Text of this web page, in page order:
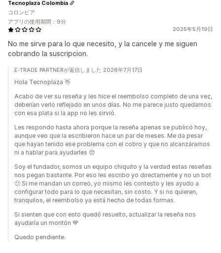
2025年5月19日
No me sirve para lo que necesito, y la cancele y me siguen
cobrando la suscripcion.
Tecnoplaza Colombia
コロンビア
アプリの使用期間：9分
E-TRADE PARTNERが返信しました 2026年7月17日
Hola Tecnoplaza 👋
Acabo de ver su reseña y les hice el reembolso completo de una vez,
deberían verlo reflejado en unos días. No me parece justo quedarnos
con esa plata si la app no les sirvió.
Les respondo hasta ahora porque la reseña apenas se publicó hoy,
aunque veo que la escribieron hace un par de meses. Me da pesar
que hayan tenido ese problema con el cobro y que no alcanzáramos
ni a hablar para ayudarles 😔
Soy el fundador, somos un equipo chiquito y la verdad estas reseñas
nos pegan bastante. Por eso les escribo yo directamente y no un bot
🙂 Si me mandan un correo, yo mismo les contesto y les ayudo a
configurar todo para lo que necesitan, sin costo. Y si no quieren,
tranquilos, el reembolso ya está hecho de todas formas.
Si sienten que con esto quedó resuelto, actualizar la reseña nos
ayudaría un montón 💙
Quedo pendiente.